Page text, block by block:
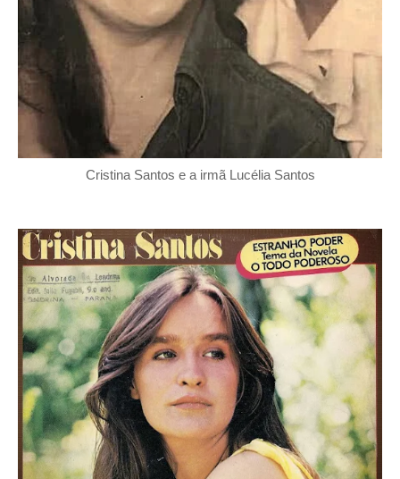
Cristina Santos e a irmã Lucélia Santos